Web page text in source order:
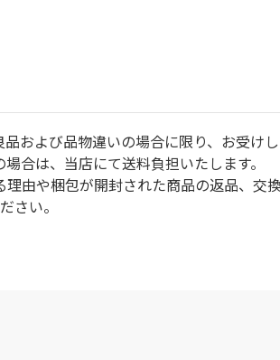
および品物違いの場合に限り、お受け
合は、当店にて送料負担いたします。
由や梱包が開封された商品の返品、交
さい。